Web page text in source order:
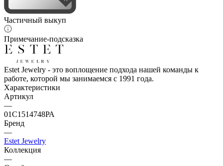
Частичный выкуп
Примечание-подсказка
Estet Jewelry - это воплощение подхода нашей команды к
работе, которой мы занимаемся с 1991 года.
Характеристики
Артикул
—
01С1514748РА
Бренд
—
Estet Jewelry
Коллекция
—